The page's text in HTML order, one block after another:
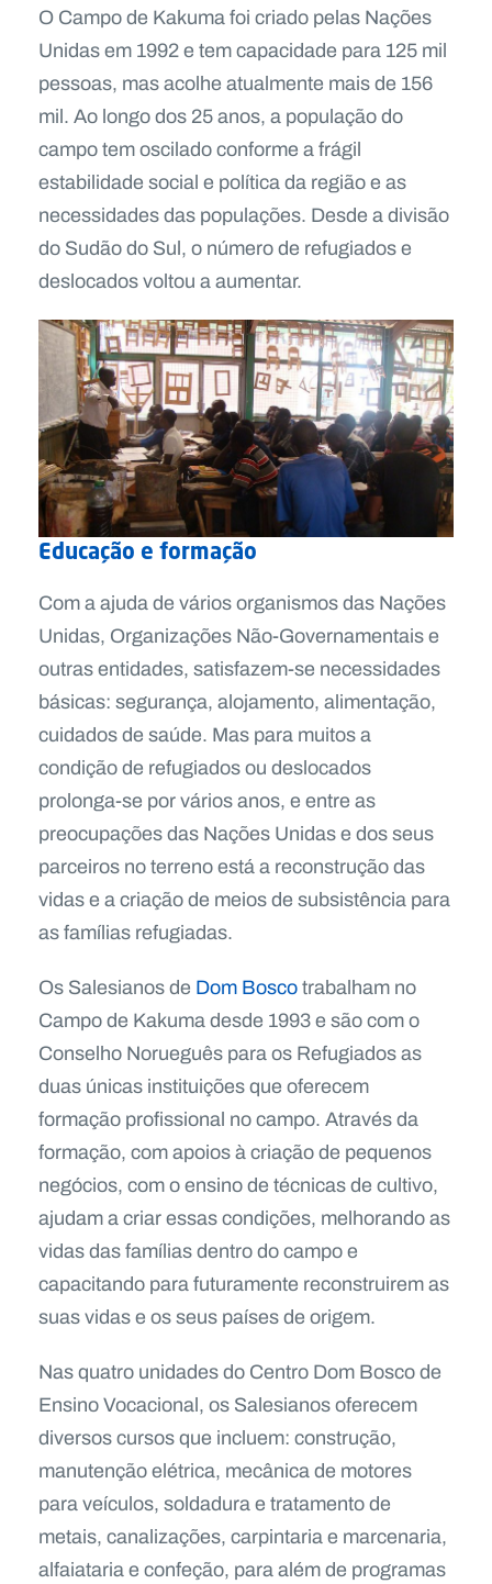
O Campo de Kakuma foi criado pelas Nações
Unidas em 1992 e tem capacidade para 125 mil
pessoas, mas acolhe atualmente mais de 156
mil. Ao longo dos 25 anos, a população do
campo tem oscilado conforme a frágil
estabilidade social e política da região e as
necessidades das populações. Desde a divisão
do Sudão do Sul, o número de refugiados e
deslocados voltou a aumentar.
Educação e formação
Com a ajuda de vários organismos das Nações
Unidas, Organizações Não-Governamentais e
outras entidades, satisfazem-se necessidades
básicas: segurança, alojamento, alimentação,
cuidados de saúde. Mas para muitos a
condição de refugiados ou deslocados
prolonga-se por vários anos, e entre as
preocupações das Nações Unidas e dos seus
parceiros no terreno está a reconstrução das
vidas e a criação de meios de subsistência para
as famílias refugiadas.
Os Salesianos de Dom Boscotrabalham no
Campo de Kakuma desde 1993 e são com o
Conselho Norueguês para os Refugiados as
duas únicas instituições que oferecem
formação profissional no campo. Através da
formação, com apoios à criação de pequenos
negócios, com o ensino de técnicas de cultivo,
ajudam a criar essas condições, melhorando as
vidas das famílias dentro do campo e
capacitando para futuramente reconstruirem as
suas vidas e os seus países de origem.
Nas quatro unidades do Centro Dom Bosco de
Ensino Vocacional, os Salesianos oferecem
diversos cursos que incluem: construção,
manutenção elétrica, mecânica de motores
para veículos, soldadura e tratamento de
metais, canalizações, carpintaria e marcenaria,
alfaiataria e confeção, para além de programas